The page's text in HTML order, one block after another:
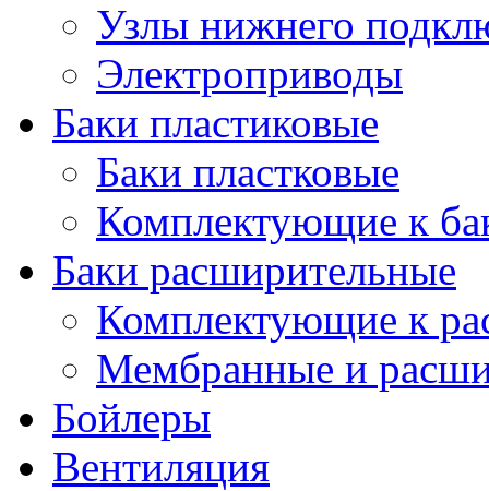
Узлы нижнего
Электроприводы
Баки пластиковые
Баки пластковые
Комплектующие к
Баки расширительные
Комплектующие к
Мембранные и
Бойлеры
Вентиляция